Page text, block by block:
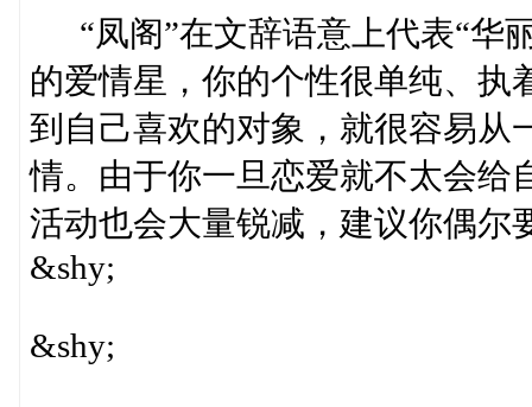
“凤阁”在文辞语意上代表“华
的爱情星，你的个性很单纯、执
到自己喜欢的对象，就很容易从
情。由于你一旦恋爱就不太会给
活动也会大量锐减，建议你偶尔
&shy;
&shy;